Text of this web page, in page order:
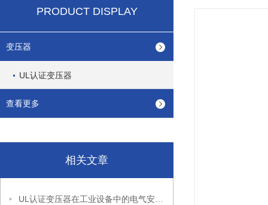
PRODUCT DISPLAY
变压器
UL认证变压器
查看更多
相关文章